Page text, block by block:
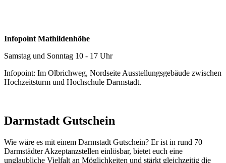
Infopoint Mathildenhöhe
Samstag und Sonntag 10 - 17 Uhr
Infopoint: Im Olbrichweg, Nordseite Ausstellungsgebäude zwischen
Hochzeitsturm und Hochschule Darmstadt.
Darmstadt Gutschein
Wie wäre es mit einem Darmstadt Gutschein? Er ist in rund 70
Darmstädter Akzeptanzstellen einlösbar, bietet euch eine
unglaubliche Vielfalt an Möglichkeiten und stärkt gleichzeitig die